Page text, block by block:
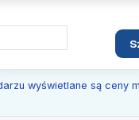
wyświetlane są ceny